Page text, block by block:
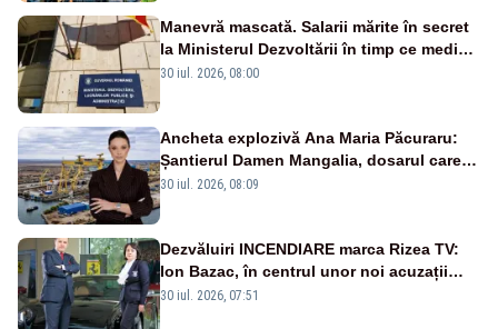
Manevră mascată. Salarii mărite în secret
la Ministerul Dezvoltării în timp ce medicii
ies în stradă
30 iul. 2026, 08:00
Ancheta explozivă Ana Maria Păcuraru:
Șantierul Damen Mangalia, dosarul care
scufundă apărarea României
30 iul. 2026, 08:09
Dezvăluiri INCENDIARE marca Rizea TV:
Ion Bazac, în centrul unor noi acuzații
publice
30 iul. 2026, 07:51